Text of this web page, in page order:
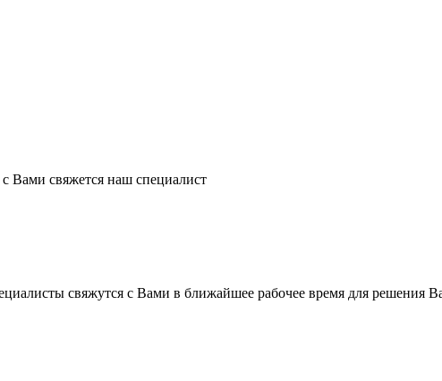
Вами свяжется наш специалист
свяжутся с Вами в ближайшее рабочее время для решения